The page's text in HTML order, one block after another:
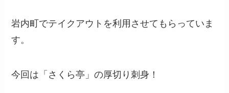
岩内町でテイクアウトを利用させてもらっていま
す。
今回は「さくら亭」の厚切り刺身！